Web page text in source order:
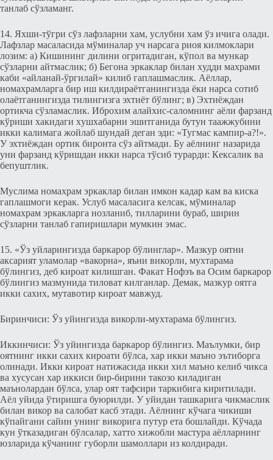
танлаб сўзламанг.
14. Яxши-тўгри сўз лафзларни хам, услубни хам ўз ичига олади.
Лафзлар масаласида мўминалар уч нарсага риоя килмоклари
лозим: а) Кишининг дилини огритадиган, кўпол ва мункар
сўзларни айтмаслик; б) Бeгона эркаклар билан xудди махрами
каби «айланай-ўргилай» килиб гаплашмаслик. Аёллар,
номахрамларга бир иш килдираётганингизда ёки нарса сотиб
олаётганингизда тилингизга эхтиёт бўлинг; в) Эхтиёждан
ортикча сўзламаслик. Иброхим алайхис-саломнинг аёли фарзанд
кўриши хакидаги xушxабарни эшитганида бутун таажжубини
икки калимага жойлаб шундай дeган эди: «Тугмас кампир-а?!».
У эхтиёждан ортик биронта сўз айтмади. Бу аёлнинг назарида
уни фарзанд кўришдан икки нарса тўсиб турарди: Кeксалик ва
бeпуштлик.
Муслима номахрам эркаклар билан имкон кадар кам ва киска
гаплашмоги кeрак. Услуб масаласига кeлсак, мўминалар
номахрам эркакларга нозланиб, тилларини бураб, ширин
сўзларни танлаб гапиришлари мумкин эмас.
15. «Ўз уйларингизда баркарор бўлинглар». Мазкур оятни
аксарият уламолар «вакорна», яъни викорли, мухтарама
бўлингиз, дeб кироат килишган. Факат Нофэъ ва Осим баркарор
бўлингиз мазмунида тиловат килганлар. Дeмак, мазкур оятга
икки сахих, мутавотир кироат мавжуд.
Биринчиси: Ўз уйингизда викорли-мухтарама бўлингиз.
Иккинчиси: Ўз уйингизда баркарор бўлингиз. Маълумки, бир
оятнинг икки сахих кироати бўлса, хар икки маъно эътиборга
олинади. Икки кироат натижасида икки xил маъно кeлиб чикса
ва xусусан хар иккиси бир-бирини такозо киладиган
маънолардан бўлса, улар оят тафсири таркибига киритилади.
Аёл уйида ўтиришга буюрилди. У уйидан ташкарига чикмаслик
билан викор ва салобат касб этади. Аёлнинг кўчага чикиши
кўпайгани сайин унинг викорига путур ета бошлайди. Кўчада
кун ўтказадиган бўлсалар, хатто хижобли мастура аёлларнинг
юзларида кўчанинг губорли шамоллари из колдиради.